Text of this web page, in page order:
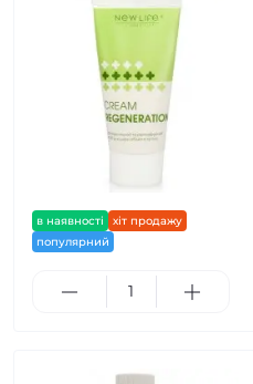
в наявності
хіт продажу
популярний